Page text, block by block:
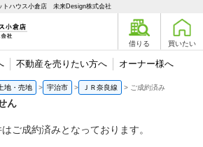
トハウス小倉店 未来Design株式会社
借りる 買いたい
不動産を売りたい方へ オーナー様へ
地・売地 宇治市 ＪＲ奈良線 ご成約済み
ん
ご成約済みとなっております。